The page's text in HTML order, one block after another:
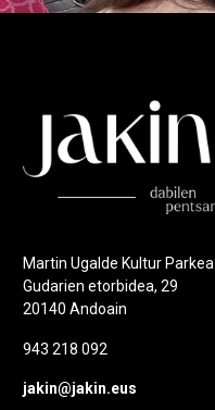
Martin Ugalde Kultur Parkea
Gudarien etorbidea, 29
20140 Andoain
943 218 092
jakin@jakin.eus